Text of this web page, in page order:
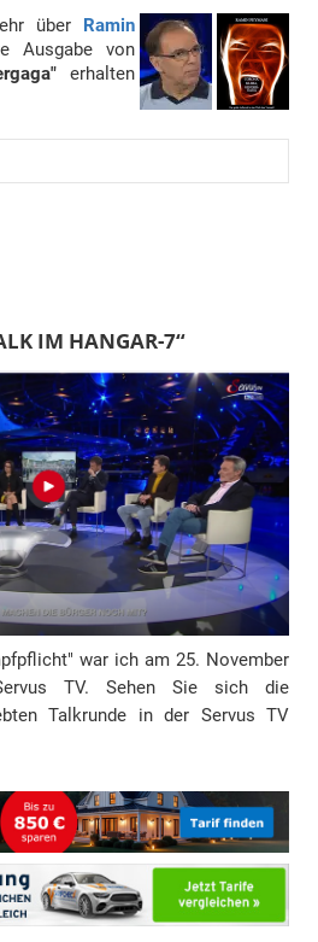
über Ramin
Ausgabe von
erhalten
IM HANGAR-7“
war ich am 25. November
TV. Sehen Sie sich die
Talkrunde in der Servus TV